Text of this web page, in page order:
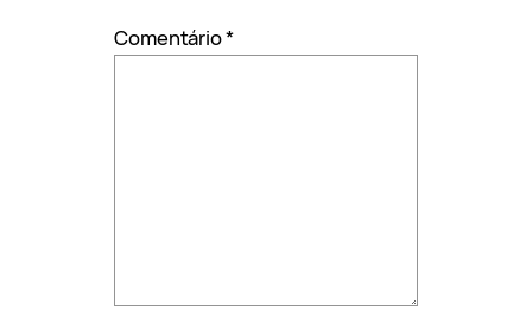
Comentário*